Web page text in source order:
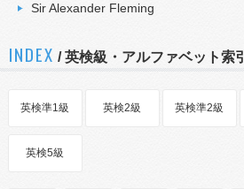
Sir Alexander Fleming
INDEX / 英検級・アルファベット索引
英検準1級 英検2級 英検準2級
英検5級